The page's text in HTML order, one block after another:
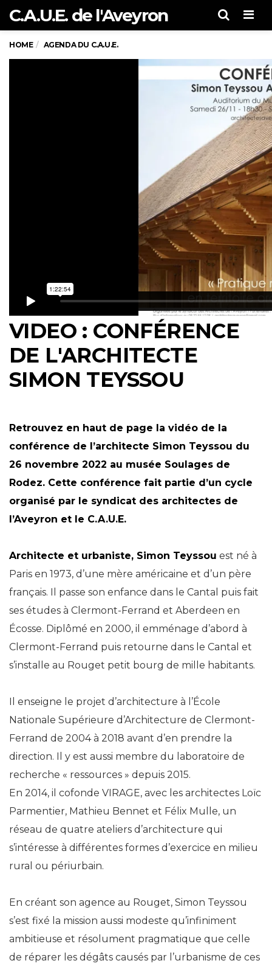
C.A.U.E. de l'Aveyron
HOME AGENDA DU C.A.U.E.
VIDEO : CONFÉRENCE
DE L'ARCHITECTE
SIMON TEYSSOU
Retrouvez en haut de page la vidéo de la
conférence de l’architecte Simon Teyssou du
26 novembre 2022 au musée Soulages de
Rodez. Cette conférence fait partie d’un cycle
organisé par le syndicat des architectes de
l’Aveyron et le C.A.U.E.
Architecte et urbaniste, Simon Teyssou est né à
Paris en 1973, d’une mère américaine et d’un père
français. Il passe son enfance dans le Cantal puis fait
ses études à Clermont-Ferrand et Aberdeen en
Écosse. Diplômé en 2000, il emménage d’abord à
Clermont-Ferrand puis retourne dans le Cantal et
s’installe au Rouget petit bourg de mille habitants.
Il enseigne le projet d’architecture à l’École
Nationale Supérieure d’Architecture de Clermont-
Ferrand de 2004 à 2018 avant d’en prendre la
direction. Il y est aussi membre du laboratoire de
recherche « ressources » depuis 2015.
En 2014, il cofonde VIRAGE, avec les architectes Loïc
Parmentier, Mathieu Bennet et Félix Mulle, un
réseau de quatre ateliers d’architecture qui
s’intéresse à différentes formes d’exercice en milieu
rural ou périurbain.
En créant son agence au Rouget, Simon Teyssou
s’est fixé la mission aussi modeste qu’infiniment
ambitieuse et résolument pragmatique que celle
de réparer les dégâts causés par l’urbanisme de ces